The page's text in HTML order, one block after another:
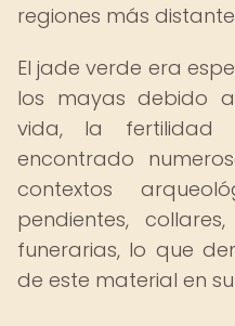
regiones más
El jade verde era
los mayas debido
vida, la
encontrado
contextos
pendientes,
funerarias, lo que
de este material en